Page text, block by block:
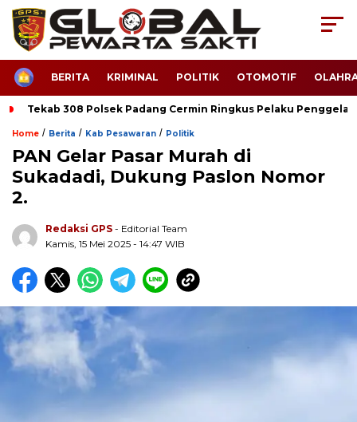
HOMEBERITA KRIMINAL POLITIK OTOMOTIF
Tekab 308 Polsek Padang Cermin Ringkus Pelaku
Home / Berita / Kab Pesawaran / Politik
PAN Gelar Pasar Murah di
Sukadadi, Dukung Paslon Nomor
2.
Redaksi GPS - Editorial Team
Kamis, 15 Mei 2025 - 14:47 WIB